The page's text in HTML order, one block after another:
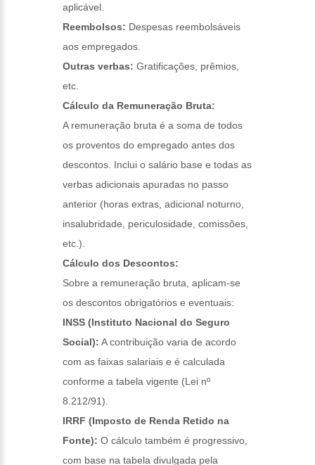
aplicável.
Reembolsos: Despesas reembolsáveis
aos empregados.
Outras verbas: Gratificações, prêmios,
etc.
Cálculo da Remuneração Bruta:
A remuneração bruta é a soma de todos
os proventos do empregado antes dos
descontos. Inclui o salário base e todas as
verbas adicionais apuradas no passo
anterior (horas extras, adicional noturno,
insalubridade, periculosidade, comissões,
etc.).
Cálculo dos Descontos:
Sobre a remuneração bruta, aplicam-se
os descontos obrigatórios e eventuais:
INSS (Instituto Nacional do Seguro
Social): A contribuição varia de acordo
com as faixas salariais e é calculada
conforme a tabela vigente (Lei nº
8.212/91).
IRRF (Imposto de Renda Retido na
Fonte): O cálculo também é progressivo,
com base na tabela divulgada pela